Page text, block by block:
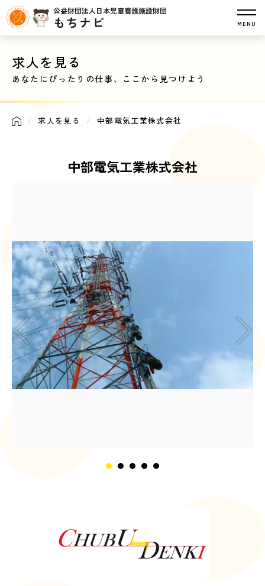
公益財団法人日本児童養護施設財団
もちナビ MENU
求人を見る
あなたにぴったりの仕事、ここから見つけよう
求人を見る 中部電気工業株式会社
中部電気工業株式会社